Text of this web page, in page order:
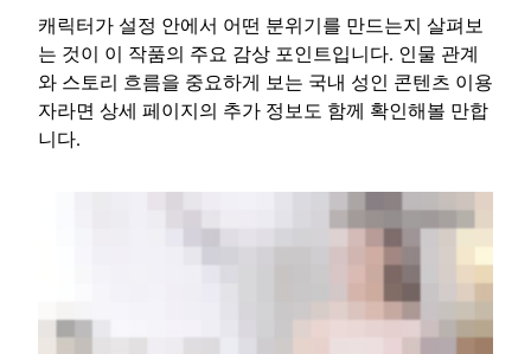
캐릭터가 설정 안에서 어떤 분위기를 만드는지 살펴보
는 것이 이 작품의 주요 감상 포인트입니다. 인물 관계
와 스토리 흐름을 중요하게 보는 국내 성인 콘텐츠 이용
자라면 상세 페이지의 추가 정보도 함께 확인해볼 만합
니다.